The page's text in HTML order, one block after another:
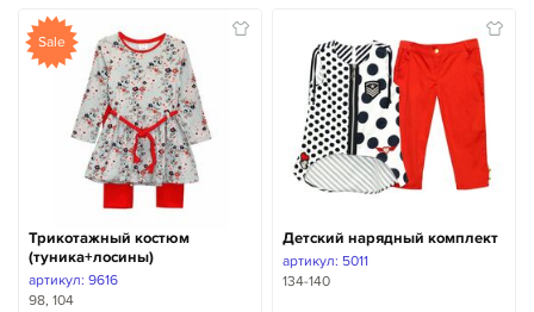
Sale
Трикотажный костюм
(туника+лосины)
артикул: 9616
98, 104
Детский нарядный комплект
артикул: 5011
134-140